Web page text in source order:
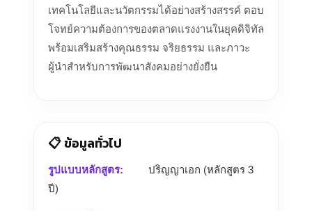
เทคโนโลยีและนวัตกรรมได้อย่างสร้างสรรค์ ตอบ
โจทย์ความต้องการของตลาดแรงงานในยุคดิจิทัล
พร้อมเสริมสร้างคุณธรรม จริยธรรม และภาวะ
ผู้นำสำหรับการพัฒนาสังคมอย่างยั่งยืน
📋 ข้อมูลทั่วไป
รูปแบบหลักสูตร:
ปริญญาเอก (หลักสูตร 3
ปี)